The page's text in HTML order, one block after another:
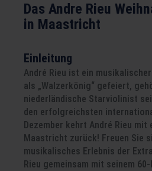
Das Andre Rieu
in Maastricht
Einleitung
André Rieu ist ein
als „Walzerkönig“ gefeiert,
niederländische Starviolinist
den erfolgreichsten
Dezember kehrt André Rieu mit
Maastricht zurück! Freuen Sie
musikalisches Erlebnis der
Rieu gemeinsam mit seinem